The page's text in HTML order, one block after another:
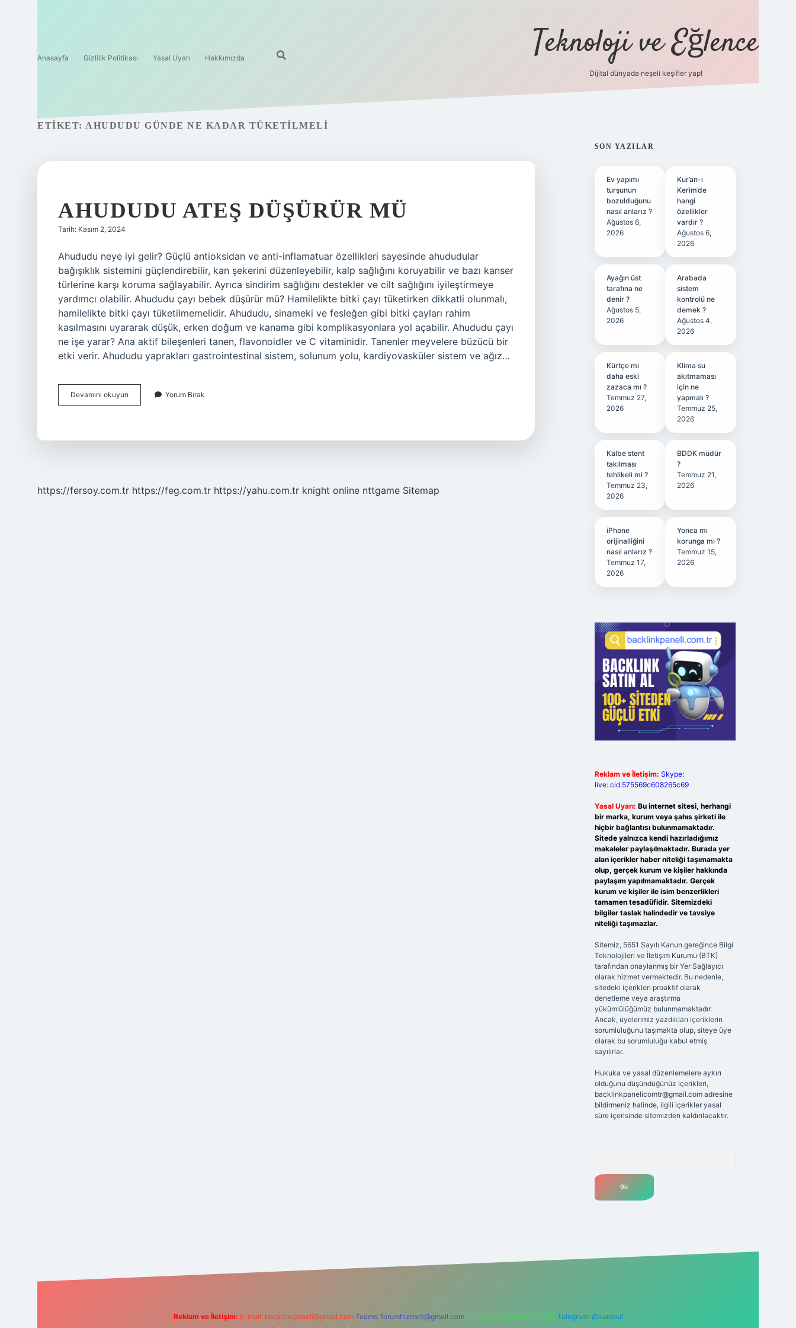
Anasayfa Gizlilik Politikası Yasal Uyarı Hakkımızda Teknoloji ve Eğlence
Dijital dünyada neşeli keşifler yap!
ETIKET: AHUDUDU GÜNDE NE KADAR TÜKETILMELI
AHUDUDU ATEŞ DÜŞÜRÜR MÜ
Tarih: Kasım 2, 2024
Ahududu neye iyi gelir? Güçlü antioksidan ve anti-inflamatuar özellikleri sayesinde ahududular
bağışıklık sistemini güçlendirebilir, kan şekerini düzenleyebilir, kalp sağlığını koruyabilir ve bazı kanser
türlerine karşı koruma sağlayabilir. Ayrıca sindirim sağlığını destekler ve cilt sağlığını iyileştirmeye
yardımcı olabilir. Ahududu çayı bebek düşürür mü? Hamilelikte bitki çayı tüketirken dikkatli olunmalı,
hamilelikte bitki çayı tüketilmemelidir. Ahududu, sinameki ve fesleğen gibi bitki çayları rahim
kasılmasını uyararak düşük, erken doğum ve kanama gibi komplikasyonlara yol açabilir. Ahududu çayı
ne işe yarar? Ana aktif bileşenleri tanen, flavonoidler ve C vitaminidir. Tanenler meyvelere büzücü bir
etki verir. Ahududu yaprakları gastrointestinal sistem, solunum yolu, kardiyovasküler sistem ve ağız…
Devamını okuyun Ahududu
Ateş
Yorum Bırak
https://fersoy.com.tr https://feg.com.tr https://yahu.com.tr knight online nttgame Sitemap
SIDEBAR
SON YAZILAR
Ev yapımı
turşunun
bozulduğunu
nasıl anlarız ?
Ağustos 6,
2026
Kur’an-ı
Kerim’de
hangi
özellikler
vardır ?
Ağustos 6,
2026
Ayağın üst
tarafına ne
denir ?
Ağustos 5,
2026
Arabada
sistem
kontrolü ne
demek ?
Ağustos 4,
2026
Kürtçe mi
daha eski
zazaca mı ?
Temmuz 27,
2026
Klima su
akıtmaması
için ne
yapmalı ?
Temmuz 25,
2026
Kalbe stent
takılması
tehlikeli mi ?
Temmuz 23,
2026
BDDK müdür
?
Temmuz 21,
2026
iPhone
orijinalliğini
nasıl anlarız ?
Temmuz 17,
2026
Yonca mı
korunga mı ?
Temmuz 15,
2026
Reklam ve İletişim: Skype:
live:.cid.575569c608265c69
Yasal Uyarı: Bu internet sitesi, herhangi
bir marka, kurum veya şahıs şirketi ile
hiçbir bağlantısı bulunmamaktadır.
Sitede yalnızca kendi hazırladığımız
makaleler paylaşılmaktadır. Burada yer
alan içerikler haber niteliği taşımamakta
olup, gerçek kurum ve kişiler hakkında
paylaşım yapılmamaktadır. Gerçek
kurum ve kişiler ile isim benzerlikleri
tamamen tesadüfidir. Sitemizdeki
bilgiler taslak halindedir ve tavsiye
niteliği taşımazlar.
Sitemiz, 5651 Sayılı Kanun gereğince Bilgi
Teknolojileri ve İletişim Kurumu (BTK)
tarafından onaylanmış bir Yer Sağlayıcı
olarak hizmet vermektedir. Bu nedenle,
sitedeki içerikleri proaktif olarak
denetleme veya araştırma
yükümlülüğümüz bulunmamaktadır.
Ancak, üyelerimiz yazdıkları içeriklerin
sorumluluğunu taşımakta olup, siteye üye
olarak bu sorumluluğu kabul etmiş
sayılırlar.
Hukuka ve yasal düzenlemelere aykırı
olduğunu düşündüğünüz içerikleri,
backlinkpanelicomtr@gmail.comadresine
bildirmeniz halinde, ilgili içerikler yasal
süre içerisinde sitemizden kaldırılacaktır.
Reklam ve İletişim: E-mail: backlinkpaneli@gmail.com Teams: forumhizmeti@gmail.com Whatsapp: 0262 606 0 726 Telegram: @karabul